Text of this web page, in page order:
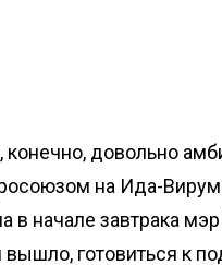
конечно, довольно
на Ида-
в начале завтрака
вышло, готовиться к